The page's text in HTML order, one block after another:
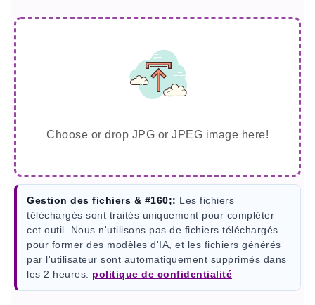
Choose or drop JPG or JPEG image here!
Gestion des fichiers & #160;: Les fichiers
téléchargés sont traités uniquement pour compléter
cet outil. Nous n'utilisons pas de fichiers téléchargés
pour former des modèles d'IA, et les fichiers générés
par l'utilisateur sont automatiquement supprimés dans
les 2 heures. politique de confidentialité